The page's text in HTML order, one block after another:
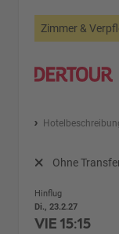
Zimmer &
Ohne
Hinflug
Di., 23.2.27
VIE15:15